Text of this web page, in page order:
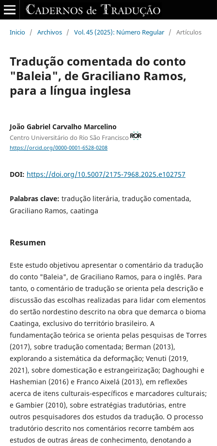
Inicio / Archivos / Vol. 45 (2025): Número Regular / Artículos
Tradução comentada do conto
"Baleia", de Graciliano Ramos,
para a língua inglesa
João Gabriel Carvalho Marcelino
Centro Universitário do Rio São Francisco
https://orcid.org/0000-0001-6528-0208
DOI: https://doi.org/10.5007/2175-7968.2025.e102757
Palabras clave: tradução literária, tradução comentada,
Graciliano Ramos, caatinga
Resumen
Este estudo objetivou apresentar o comentário da tradução
do conto "Baleia", de Graciliano Ramos, para o inglês. Para
tanto, o comentário de tradução se orienta pela descrição e
discussão das escolhas realizadas para lidar com elementos
do sertão nordestino descrito na obra que demarca o bioma
Caatinga, exclusivo do território brasileiro. A
fundamentação teórica se orienta pelas pesquisas de Torres
(2017), sobre tradução comentada; Berman (2013),
explorando a sistemática da deformação; Venuti (2019,
2021), sobre domesticação e estrangeirização; Daghoughi e
Hashemian (2016) e Franco Aixelá (2013), em reflexões
acerca de itens culturais-específicos e marcadores culturais;
e Gambier (2010), sobre estratégias tradutórias, entre
outros pesquisadores dos estudos da tradução. O processo
tradutório descrito nos comentários recorre também aos
estudos de outras áreas de conhecimento, denotando a